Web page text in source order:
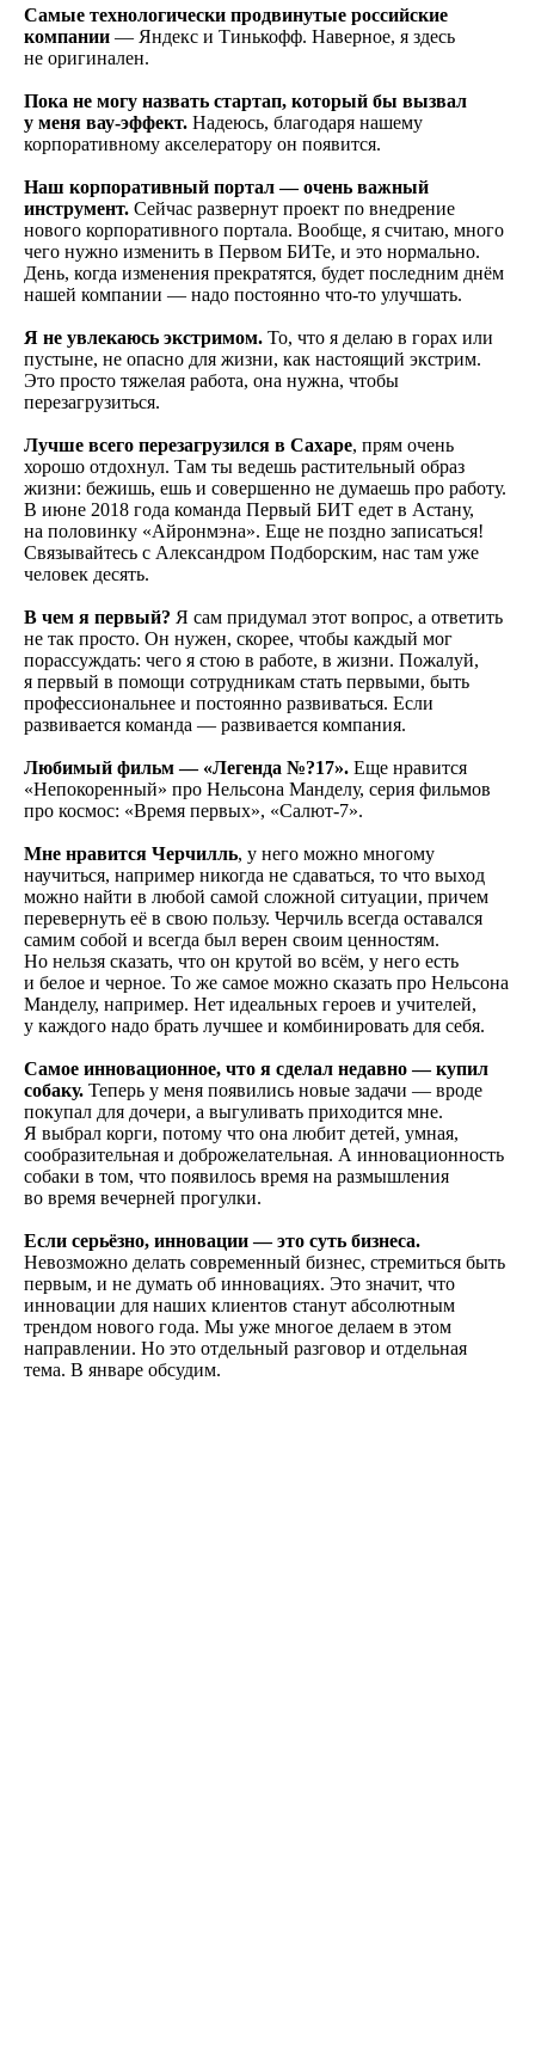
Самые технологически продвинутые российские
компании — Яндекс и Тинькофф. Наверное, я здесь
не оригинален.
Пока не могу назвать стартап, который бы вызвал
у меня вау-эффект. Надеюсь, благодаря нашему
корпоративному акселератору он появится.
Наш корпоративный портал — очень важный
инструмент. Сейчас развернут проект по внедрение
нового корпоративного портала. Вообще, я считаю, много
чего нужно изменить в Первом БИТе, и это нормально.
День, когда изменения прекратятся, будет последним днём
нашей компании — надо постоянно что-то улучшать.
Я не увлекаюсь экстримом. То, что я делаю в горах или
пустыне, не опасно для жизни, как настоящий экстрим.
Это просто тяжелая работа, она нужна, чтобы
перезагрузиться.
Лучше всего перезагрузился в Сахаре, прям очень
хорошо отдохнул. Там ты ведешь растительный образ
жизни: бежишь, ешь и совершенно не думаешь про работу.
В июне 2018 года команда Первый БИТ едет в Астану,
на половинку «Айронмэна». Еще не поздно записаться!
Связывайтесь с Александром Подборским, нас там уже
человек десять.
В чем я первый? Я сам придумал этот вопрос, а ответить
не так просто. Он нужен, скорее, чтобы каждый мог
порассуждать: чего я стою в работе, в жизни. Пожалуй,
я первый в помощи сотрудникам стать первыми, быть
профессиональнее и постоянно развиваться. Если
развивается команда — развивается компания.
Любимый фильм — «Легенда №?17». Еще нравится
«Непокоренный» про Нельсона Манделу, серия фильмов
про космос: «Время первых», «Салют-7».
Мне нравится Черчилль, у него можно многому
научиться, например никогда не сдаваться, то что выход
можно найти в любой самой сложной ситуации, причем
перевернуть её в свою пользу. Черчиль всегда оставался
самим собой и всегда был верен своим ценностям.
Но нельзя сказать, что он крутой во всём, у него есть
и белое и черное. То же самое можно сказать про Нельсона
Манделу, например. Нет идеальных героев и учителей,
у каждого надо брать лучшее и комбинировать для себя.
Самое инновационное, что я сделал недавно — купил
собаку. Теперь у меня появились новые задачи — вроде
покупал для дочери, а выгуливать приходится мне.
Я выбрал корги, потому что она любит детей, умная,
сообразительная и доброжелательная. А инновационность
собаки в том, что появилось время на размышления
во время вечерней прогулки.
Если серьёзно, инновации — это суть бизнеса.
Невозможно делать современный бизнес, стремиться быть
первым, и не думать об инновациях. Это значит, что
инновации для наших клиентов станут абсолютным
трендом нового года. Мы уже многое делаем в этом
направлении. Но это отдельный разговор и отдельная
тема. В январе обсудим.